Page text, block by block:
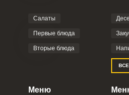
Салаты
Первые блюда
Вторые блюда
Меню